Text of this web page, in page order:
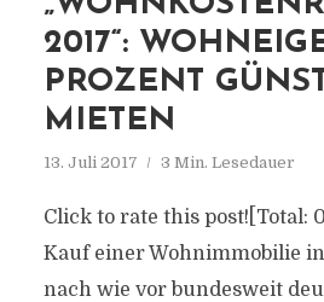
2017“:
PROZENT
MIETEN
13. Juli 2017 3 Min. Lesedauer
Click to rate this post![Total:
Kauf einer Wohnimmobilie
nach wie vor bundesweit